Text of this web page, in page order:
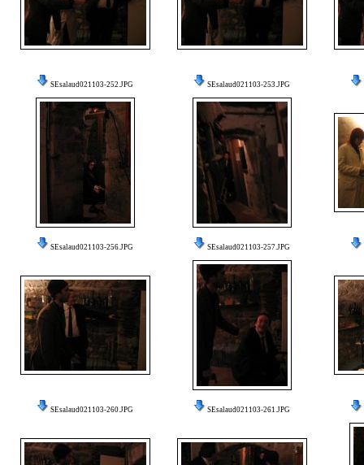
SEsalaud021103-252.JPG SEsalaud021103-253.JPG
SEsalaud021103-256.JPG SEsalaud021103-257.JPG
SEsalaud021103-260.JPG SEsalaud021103-261.JPG